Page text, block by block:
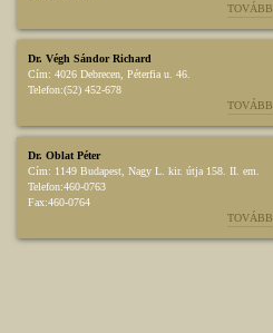
TOVÁBB
Dr. Végh Sándor Richard
Cím: 4026 Debrecen, Péterfia u. 46.
Telefon:(52) 452-678
TOVÁBB
Dr. Oblat Péter
Cím: 1149 Budapest, Nagy L. kir. útja 158. II. em.
Telefon:460-0763
Fax:460-0764
TOVÁBB